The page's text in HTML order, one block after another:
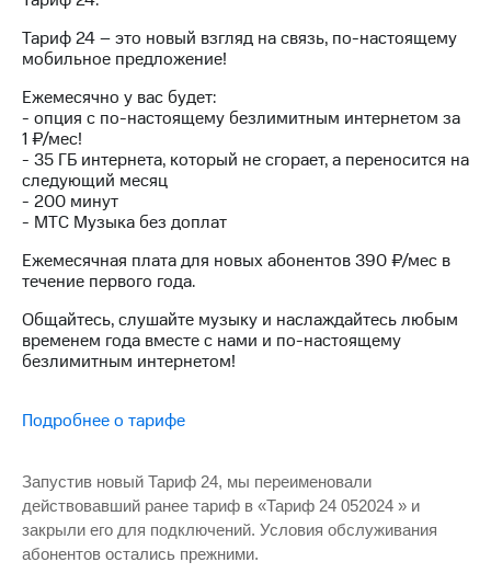
группа
SIM-
карту
Оформить
eSIM
SIM-
для
иностранцев
Оформить
чистый
номер
Выбрать
красивый
Заменить
карту
и МТС
Супер
при
оплате
МТС
Деньги
Выберите
и подключите
ТВ
с выгодным
тарифом
Тарифы
Интернет,
ТВ и телефон
Услуги
Личный
Тариф 24 – это новый взгляд на связь, по-настоящему
мобильное предложение!
Ежемесячно у вас будет:
- опция с по-настоящему безлимитным интернетом за
1 ₽/мес!
- 35 ГБ интернета, который не сгорает, а переносится на
следующий месяц
- 200 минут
- МТС Музыка без доплат
Ежемесячная плата для новых абонентов 390 ₽/мес в
течение первого года.
Общайтесь, слушайте музыку и наслаждайтесь любым
временем года вместе с нами и по-настоящему
безлимитным интернетом!
Подробнее о тарифе
Запустив новый Тариф 24, мы переименовали
действовавший ранее тариф в «Тариф 24 052024 » и
закрыли его для подключений. Условия обслуживания
абонентов остались прежними.